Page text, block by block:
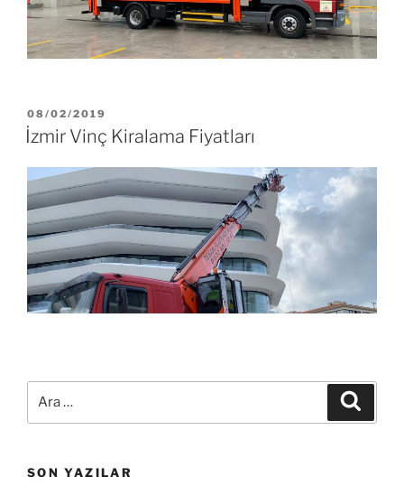
08/02/2019
İzmir Vinç Kiralama Fiyatları
SON YAZILAR